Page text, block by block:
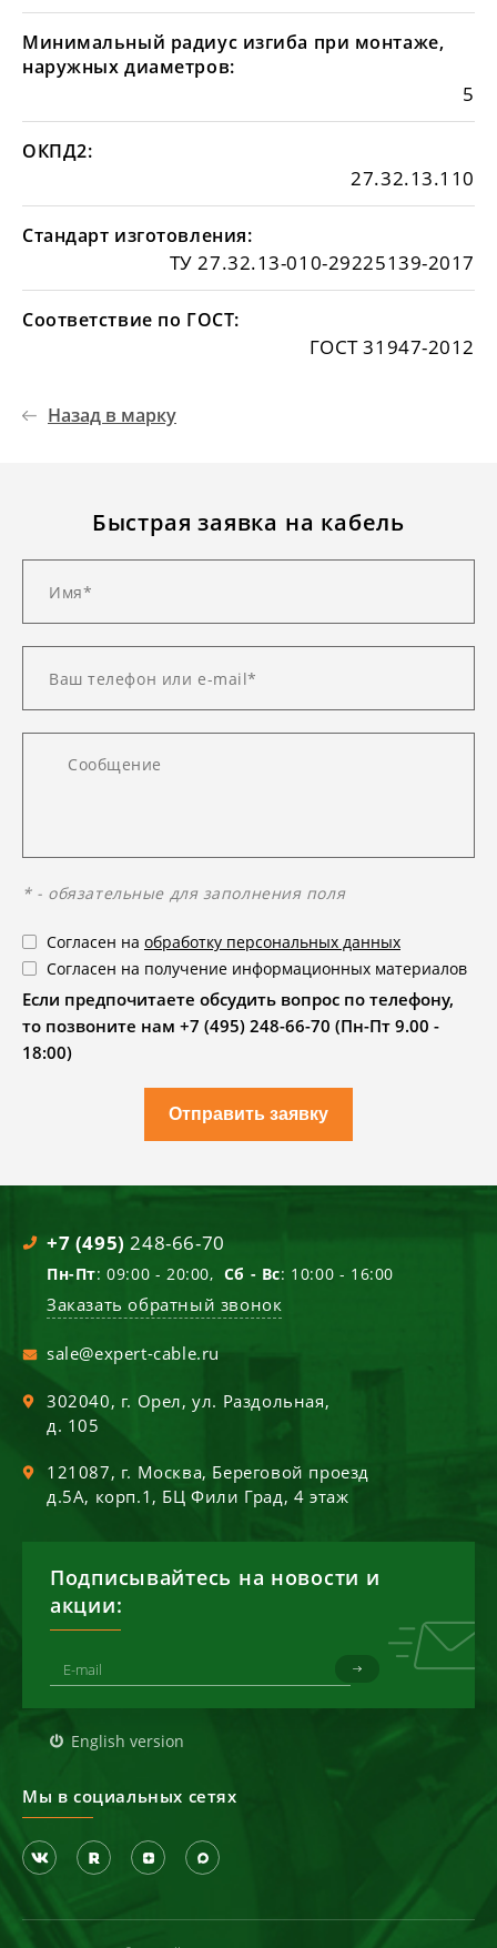
Минимальный радиус изгиба при монтаже,
наружных диаметров:
5
ОКПД2:
27.32.13.110
Стандарт изготовления:
ТУ 27.32.13-010-29225139-2017
Соответствие по ГОСТ:
ГОСТ 31947-2012
Назад в марку
Быстрая заявка на кабель
* - обязательные для заполнения поля
Согласен на обработку персональных данных
Согласен на получение информационных материалов
Если предпочитаете обсудить вопрос по телефону,
то позвоните нам +7 (495) 248-66-70 (Пн-Пт 9.00 -
18:00)
Отправить заявку
+7 (495) 248-66-70
Пн-Пт: 09:00 - 20:00, Сб - Вс: 10:00 - 16:00
Заказать обратный звонок
sale@expert-cable.ru
302040, г. Орел,ул. Раздольная,
д. 105
121087, г. Москва, Береговой проезд
д.5А, корп.1, БЦ Фили Град, 4 этаж
Подписывайтесь на новости и
акции:
English version
Мы в социальных сетях